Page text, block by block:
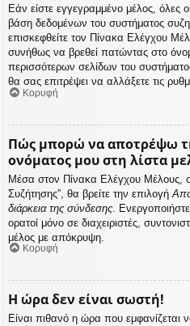
Εάν είστε εγγεγραμμένο μέλος, όλες
βάση δεδομένων του συστήματος
επισκεφθείτε τον Πίνακα Ελέγχου
συνήθως να βρεθεί πατώντας στο
περισσότερων σελίδων του
θα σας επιτρέψει να αλλάξετε τις
Κορυφή
Πώς μπορώ να αποτρέψω
ονόματος μου στη λίστα
Μέσα στον Πίνακα Ελέγχου Μέλους,
Συζήτησης”, θα βρείτε την επιλογή
διάρκεια της σύνδεσης .
ορατοί μόνο σε διαχειριστές,
μέλος με απόκρυψη.
Κορυφή
Η ώρα δεν είναι σωστή!
Είναι πιθανό η ώρα που εμφανίζεται